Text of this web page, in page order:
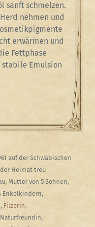
sanft schmelzen.
nehmen und
erwärmen und
Fettphase
stabile Emulsion
auf der Schwäbischen
Heimat treu
Mutter von 5 Söhnen,
Enkelkindern,
Filzerin,